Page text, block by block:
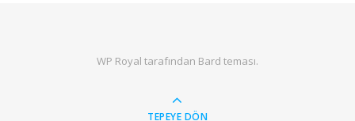
WP Royal tarafından Bard teması.
TEPEYE DÖN